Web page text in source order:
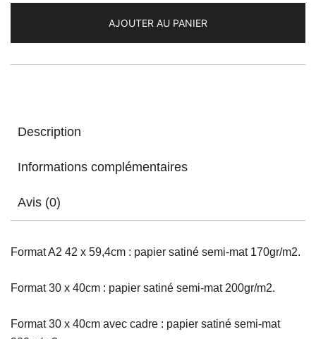
/
Space
Adventure
AJOUTER AU PANIER
Description
Informations complémentaires
Avis (0)
Format A2 42 x 59,4cm : papier satiné semi-mat 170gr/m2.
Format 30 x 40cm : papier satiné semi-mat 200gr/m2.
Format 30 x 40cm avec cadre : papier satiné semi-mat